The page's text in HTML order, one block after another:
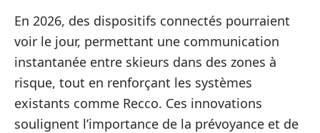
En 2026, des dispositifs connectés pourraient
voir le jour, permettant une communication
instantanée entre skieurs dans des zones à
risque, tout en renforçant les systèmes
existants comme Recco. Ces innovations
soulignent l’importance de la prévoyance et de